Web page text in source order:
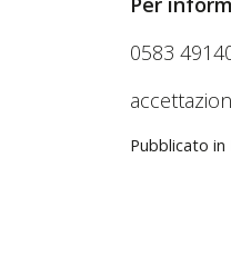
0583
Pubblicato in